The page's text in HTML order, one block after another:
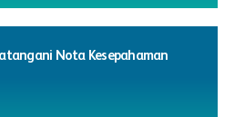
Nota Kesepahaman